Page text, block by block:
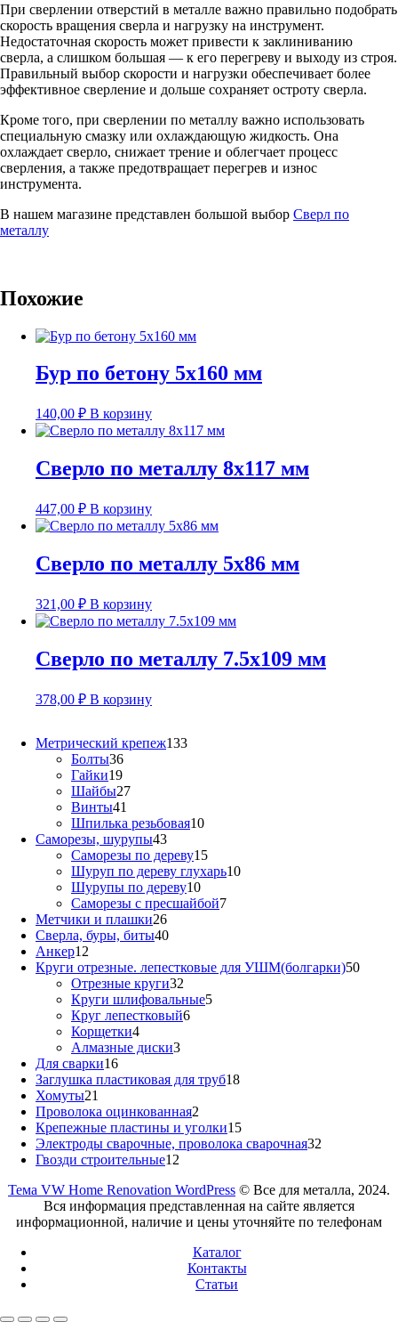
При сверлении отверстий в металле важно правильно подобрать
скорость вращения сверла и нагрузку на инструмент.
Недостаточная скорость может привести к заклиниванию
сверла, а слишком большая — к его перегреву и выходу из строя.
Правильный выбор скорости и нагрузки обеспечивает более
эффективное сверление и дольше сохраняет остроту сверла.
Кроме того, при сверлении по металлу важно использовать
специальную смазку или охлаждающую жидкость. Она
охлаждает сверло, снижает трение и облегчает процесс
сверления, а также предотвращает перегрев и износ
инструмента.
В нашем магазине представлен большой выбор Сверл по
металлу
Похожие
Бур по бетону 5х160 мм
140,00 ₽ В корзину
Сверло по металлу 8х117 мм
447,00 ₽ В корзину
Сверло по металлу 5х86 мм
321,00 ₽ В корзину
Сверло по металлу 7.5х109 мм
378,00 ₽ В корзину
Метрический крепеж133133
Болты3636
Гайки1919
товаров
Шайбы2727
Винты41
товар
Шпилька резьбовая1010
Саморезы, шурупы4343
товара
Саморезы по дереву1515
товаров
Шуруп по дереву глухарь1010
Шурупы по дереву1010
товаров
Саморезы с пресшайбой77
Метчики и плашки2626
товаров
Сверла, буры, биты4040
Анкер12
товаров
Круги отрезные. лепестковые для УШМ(болгарки)5050
Отрезные круги32
товара
Круги шлифовальные55
Круг лепестковый66
Корщетки44
товара
Алмазные диски33
Для сварки1616
товаров
Заглушка пластиковая для труб1818
Хомуты21
товар
Проволока оцинкованная2
товара
Крепежные пластины и уголки1515
товаров
Электроды сварочные, проволока сварочная32
Гвозди строительные12
Тема VW Home Renovation WordPress © Все для металла, 2024.
Вся информация представленная на сайте является
информационной, наличие и цены уточняйте по телефонам
Каталог
Контакты
Статьи
Прокрутить